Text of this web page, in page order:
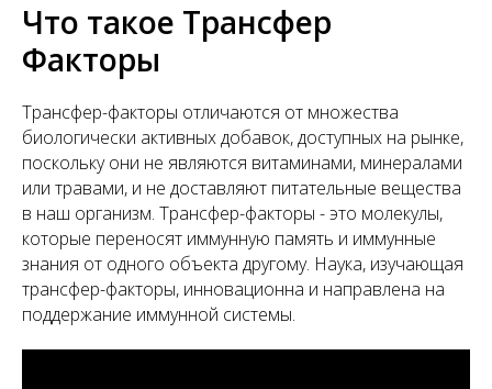
Что такое Трансфер
Факторы
Трансфер-факторы отличаются от множества
биологически активных добавок, доступных на рынке,
поскольку они не являются витаминами, минералами
или травами, и не доставляют питательные вещества
в наш организм. Трансфер-факторы - это молекулы,
которые переносят иммунную память и иммунные
знания от одного объекта другому. Наука, изучающая
трансфер-факторы, инновационна и направлена на
поддержание иммунной системы.